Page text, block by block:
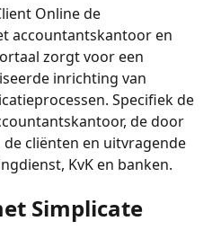
Online de
accountantskantoor en
zorgt voor een
inrichting van
Specifiek de
de door
cliënten en uitvragende
KvK en banken.
Simplicate